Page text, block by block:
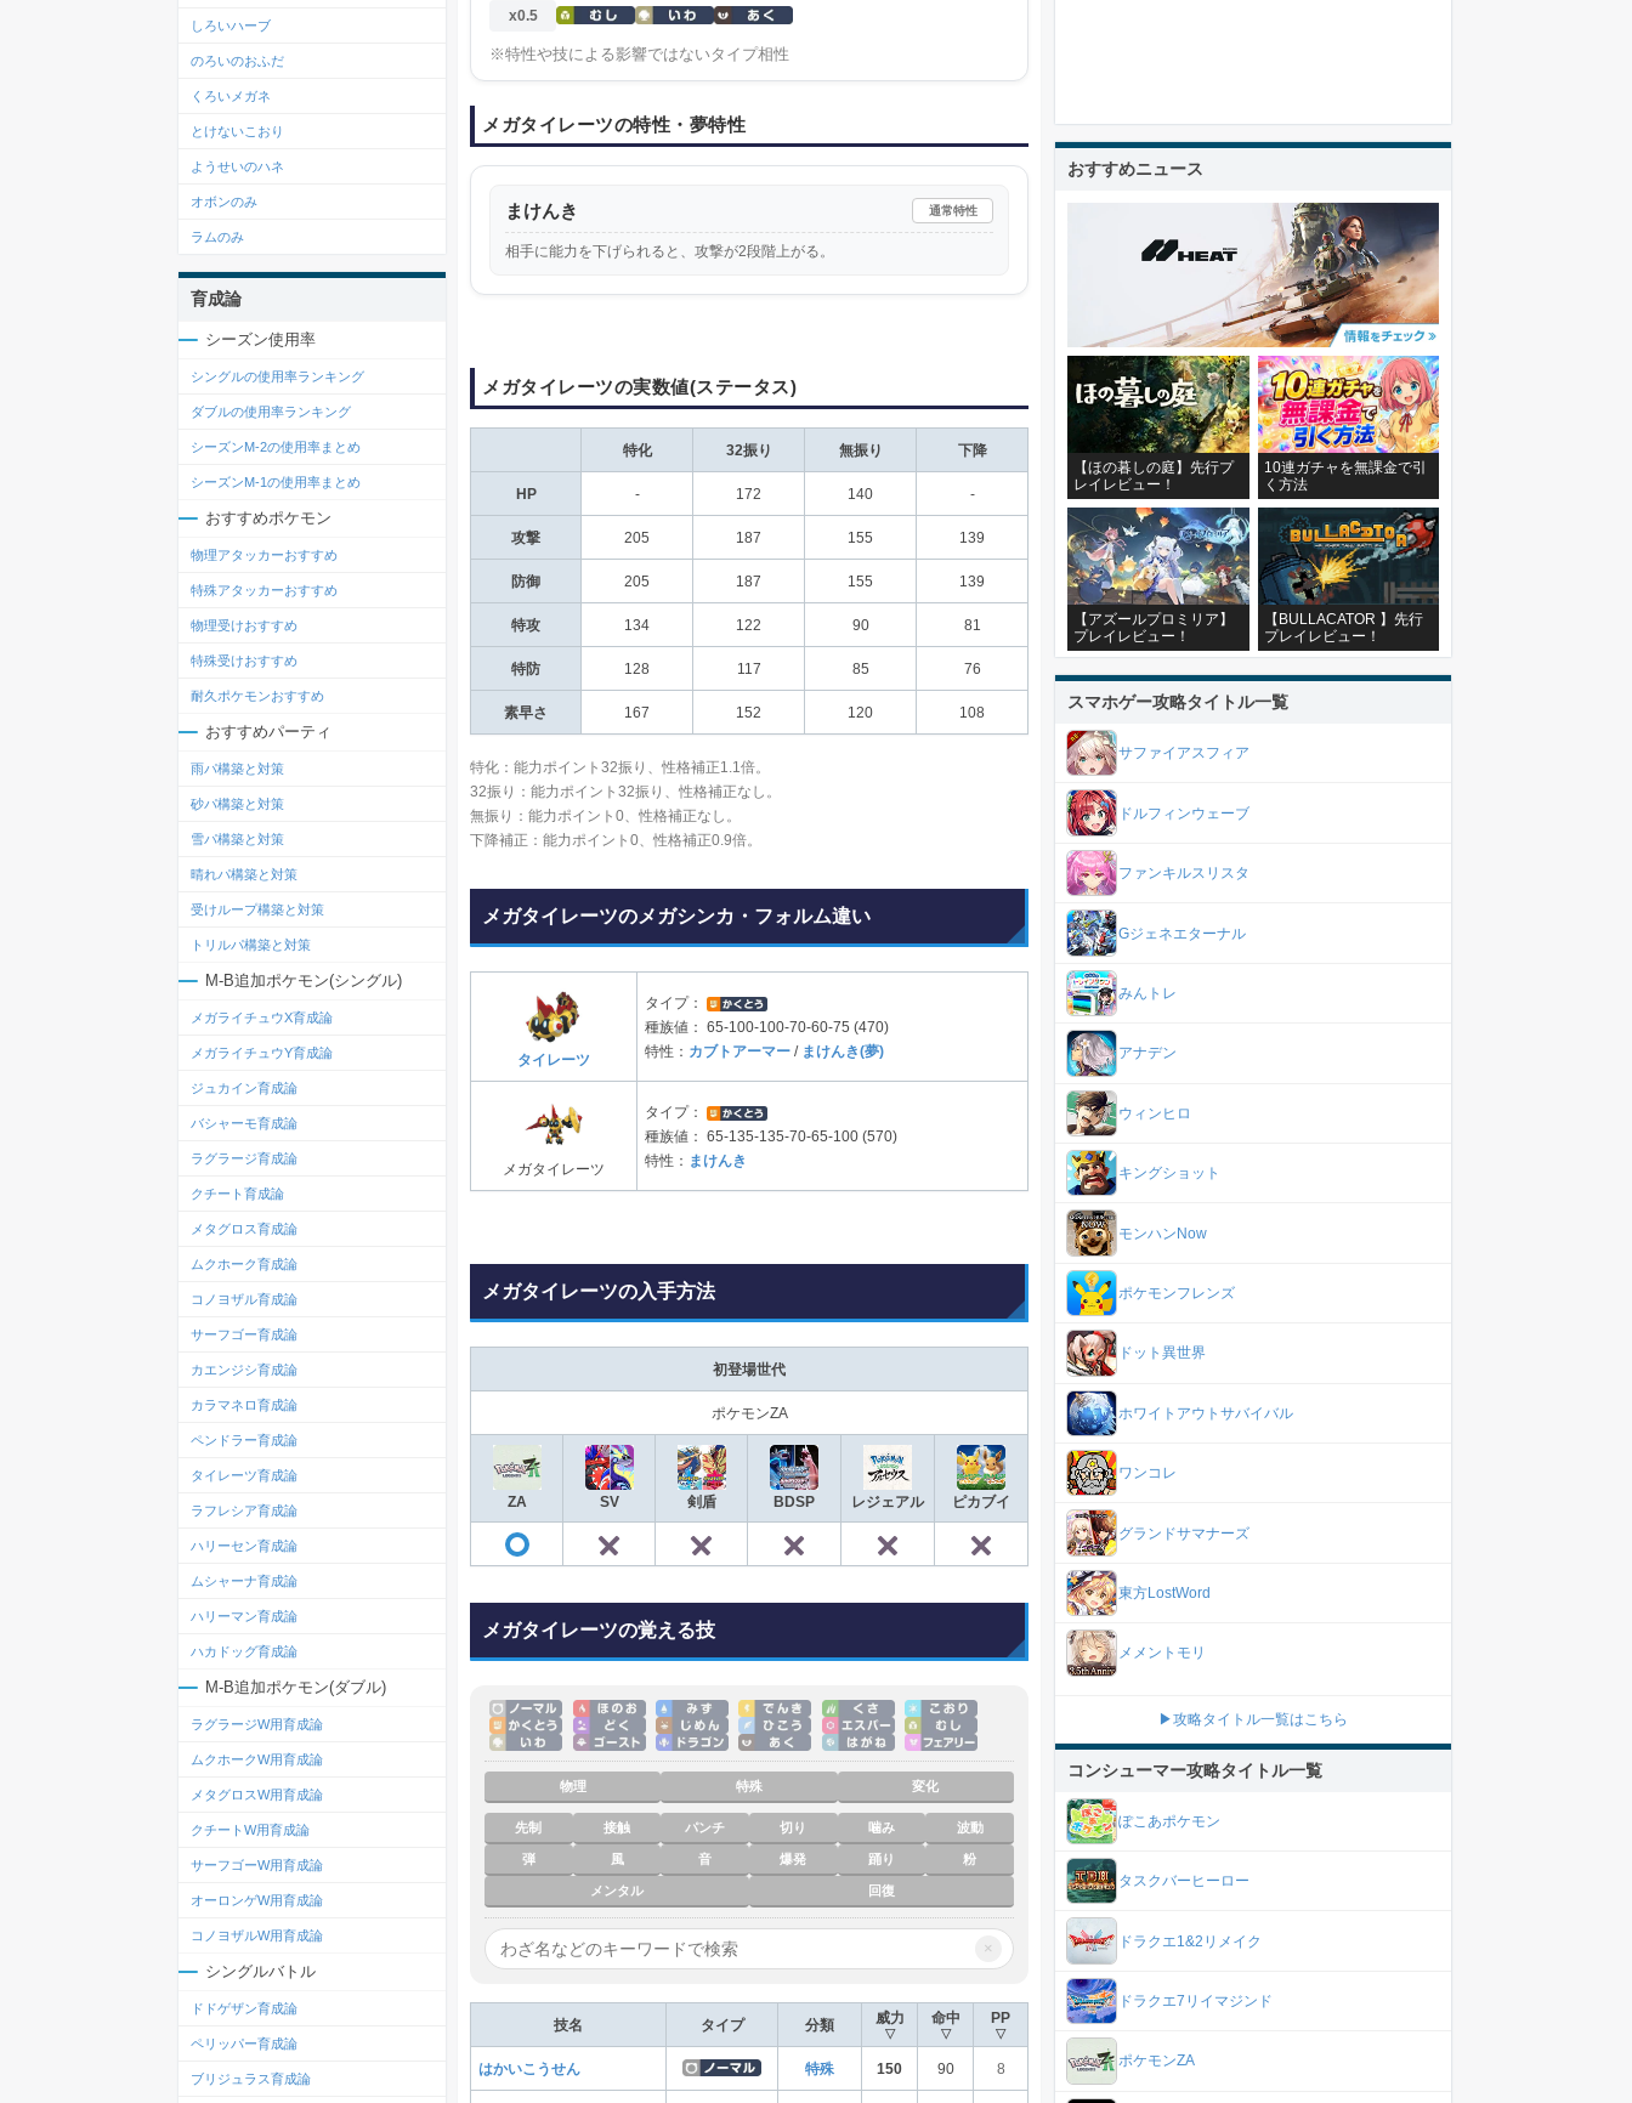
x0.5
※特性や技による影響ではないタイプ相性
メガタイレーツの特性・夢特性
まけんき 通常特性
相手に能力を下げられると、攻撃が2段階上がる。
メガタイレーツの実数値(ステータス)
特化 32振り 無振り 下降
HP - 172 140 -
攻撃 205 187 155 139
防御 205 187 155 139
特攻 134 122 90 81
特防 128 117 85 76
素早さ 167 152 120 108
特化：能力ポイント32振り、性格補正1.1倍。
32振り：能力ポイント32振り、性格補正なし。
無振り：能力ポイント0、性格補正なし。
下降補正：能力ポイント0、性格補正0.9倍。
メガタイレーツのメガシンカ・フォルム違い
タイレーツ
タイプ：
種族値：
65-100-100-70-60-75 (470)
特性： カブトアーマー / まけんき(夢)
メガタイレーツ
タイプ：
種族値：
65-135-135-70-65-100 (570)
特性： まけんき
メガタイレーツの入手方法
初登場世代
ポケモンZA
ZA SV 剣盾 BDSP レジェアル ピカブイ
メガタイレーツの覚える技
物理 特殊 変化
先制 接触 パンチ 切り 噛み 波動
弾 風 音 爆発 踊り 粉
メンタル 回復
×
技名 タイプ 分類 威力
▽
命中
▽
PP
▽
はかいこうせん 特殊 150 90 8
しろいハーブ
のろいのおふだ
くろいメガネ
とけないこおり
ようせいのハネ
オボンのみ
ラムのみ
育成論
シーズン使用率
シングルの使用率ランキング
ダブルの使用率ランキング
シーズンM-2の使用率まとめ
シーズンM-1の使用率まとめ
おすすめポケモン
物理アタッカーおすすめ
特殊アタッカーおすすめ
物理受けおすすめ
特殊受けおすすめ
耐久ポケモンおすすめ
おすすめパーティ
雨パ構築と対策
砂パ構築と対策
雪パ構築と対策
晴れパ構築と対策
受けループ構築と対策
トリルパ構築と対策
M-B追加ポケモン(シングル)
メガライチュウX育成論
メガライチュウY育成論
ジュカイン育成論
バシャーモ育成論
ラグラージ育成論
クチート育成論
メタグロス育成論
ムクホーク育成論
コノヨザル育成論
サーフゴー育成論
カエンジシ育成論
カラマネロ育成論
ペンドラー育成論
タイレーツ育成論
ラフレシア育成論
ハリーセン育成論
ムシャーナ育成論
ハリーマン育成論
ハカドッグ育成論
M-B追加ポケモン(ダブル)
ラグラージW用育成論
ムクホークW用育成論
メタグロスW用育成論
クチートW用育成論
サーフゴーW用育成論
オーロンゲW用育成論
コノヨザルW用育成論
シングルバトル
ドドゲザン育成論
ペリッパー育成論
ブリジュラス育成論
おすすめニュース
【ほの暮しの庭】先行プ
レイレビュー！
10連ガチャを無課金で引
く方法
【アズールプロミリア】
プレイレビュー！
【BULLACATOR 】先行
プレイレビュー！
スマホゲー攻略タイトル一覧
サファイアスフィア
ドルフィンウェーブ
ファンキルスリスタ
Gジェネエターナル
みんトレ
アナデン
ウィンヒロ
キングショット
モンハンNow
ポケモンフレンズ
ドット異世界
ホワイトアウトサバイバル
ワンコレ
グランドサマナーズ
東方LostWord
メメントモリ
▶攻略タイトル一覧はこちら
コンシューマー攻略タイトル一覧
ぽこあポケモン
タスクバーヒーロー
ドラクエ1&2リメイク
ドラクエ7リイマジンド
ポケモンZA